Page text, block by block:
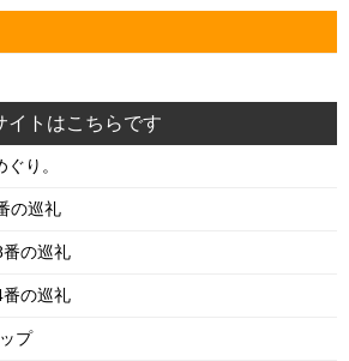
イトはこちらです
り。
の巡礼
の巡礼
の巡礼
プ